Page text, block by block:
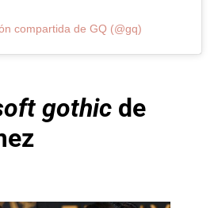
compartida de GQ (@gq)
gothic de